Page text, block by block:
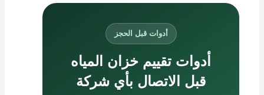
أدوات قبل الحجز
أدوات تقييم خزان المياه
قبل الاتصال بأي شركة